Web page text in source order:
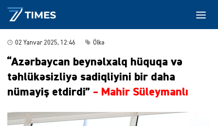
02 Yanvar 2025, 12:46 Ölkə
“Azərbaycan beynəlxalq hüquqa və
təhlükəsizliyə sadiqliyini bir daha
nümayiş etdirdi” – Mahir Süleymanlı